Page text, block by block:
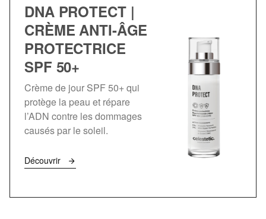
DNA PROTECT |
CRÈME ANTI-ÂGE
PROTECTRICE
SPF 50+
Crème de jour SPF 50+ qui
protège la peau et répare
l’ADN contre les dommages
causés par le soleil.
Découvrir